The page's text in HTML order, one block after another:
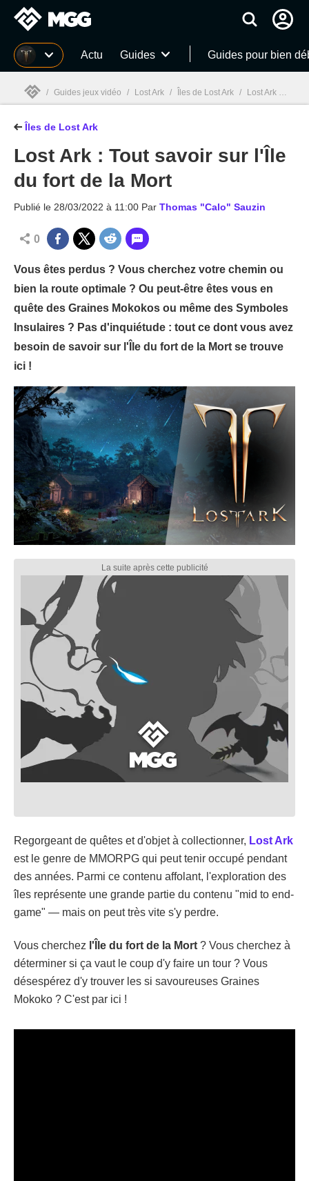
MGG Actu Guides Guides pour bien
MGG
/ Guides jeux vidéo / Lost Ark / Îles de Lost Ark / Lost Ark : Tout savoir sur l'Île du fort de la Mort
Îles de Lost Ark
Lost Ark : Tout savoir sur l'Île
du fort de la Mort
Publié le 28/03/2022 à 11:00 Par Thomas "Calo" Sauzin
0
Vous êtes perdus ? Vous cherchez votre chemin ou
bien la route optimale ? Ou peut-être êtes vous en
quête des Graines Mokokos ou même des Symboles
Insulaires ? Pas d'inquiétude : tout ce dont vous avez
besoin de savoir sur l'Île du fort de la Mort se trouve
ici !
Regorgeant de quêtes et d'objet à collectionner, Lost Ark
est le genre de MMORPG qui peut tenir occupé pendant
des années. Parmi ce contenu affolant, l'exploration des
îles représente une grande partie du contenu "mid to end-
game" — mais on peut très vite s'y perdre.
Vous cherchez l'Île du fort de la Mort ? Vous cherchez à
déterminer si ça vaut le coup d'y faire un tour ? Vous
désespérez d'y trouver les si savoureuses Graines
Mokoko ? C'est par ici !